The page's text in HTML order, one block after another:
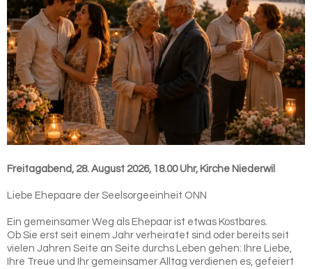
Freitagabend, 28. August 2026, 18.00 Uhr, Kirche Niederwil
Liebe Ehepaare der Seelsorgeeinheit ONN
Ein gemeinsamer Weg als Ehepaar ist etwas Kostbares.
Ob Sie erst seit einem Jahr verheiratet sind oder bereits seit
vielen Jahren Seite an Seite durchs Leben gehen: Ihre Liebe,
Ihre Treue und Ihr gemeinsamer Alltag verdienen es, gefeiert